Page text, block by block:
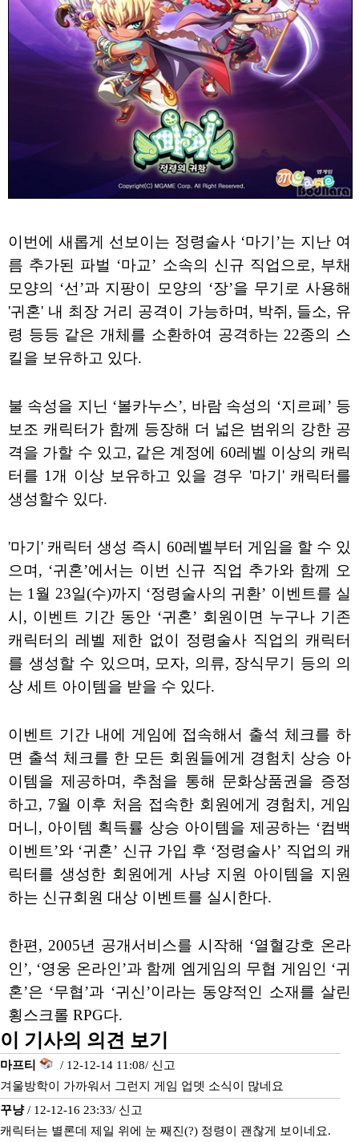
이번에 새롭게 선보이는 정령술사 ‘마기’는 지난 여
름 추가된 파벌 ‘마교’ 소속의 신규 직업으로, 부채
모양의 ‘선’과 지팡이 모양의 ‘장’을 무기로 사용해
'귀혼' 내 최장 거리 공격이 가능하며, 박쥐, 들소, 유
령 등등 같은 개체를 소환하여 공격하는 22종의 스
킬을 보유하고 있다.
불 속성을 지닌 ‘볼카누스’, 바람 속성의 ‘지르페’ 등
보조 캐릭터가 함께 등장해 더 넓은 범위의 강한 공
격을 가할 수 있고, 같은 계정에 60레벨 이상의 캐릭
터를 1개 이상 보유하고 있을 경우 '마기' 캐릭터를
생성할수 있다.
'마기' 캐릭터 생성 즉시 60레벨부터 게임을 할 수 있
으며, ‘귀혼’에서는 이번 신규 직업 추가와 함께 오
는 1월 23일(수)까지 ‘정령술사의 귀환’ 이벤트를 실
시, 이벤트 기간 동안 ‘귀혼’ 회원이면 누구나 기존
캐릭터의 레벨 제한 없이 정령술사 직업의 캐릭터
를 생성할 수 있으며, 모자, 의류, 장식무기 등의 의
상 세트 아이템을 받을 수 있다.
이벤트 기간 내에 게임에 접속해서 출석 체크를 하
면 출석 체크를 한 모든 회원들에게 경험치 상승 아
이템을 제공하며, 추첨을 통해 문화상품권을 증정
하고, 7월 이후 처음 접속한 회원에게 경험치, 게임
머니, 아이템 획득률 상승 아이템을 제공하는 ‘컴백
이벤트’와 ‘귀혼’ 신규 가입 후 ‘정령술사’ 직업의 캐
릭터를 생성한 회원에게 사냥 지원 아이템을 지원
하는 신규회원 대상 이벤트를 실시한다.
한편, 2005년 공개서비스를 시작해 ‘열혈강호 온라
인’, ‘영웅 온라인’과 함께 엠게임의 무협 게임인 ‘귀
혼’은 ‘무협’과 ‘귀신’이라는 동양적인 소재를 살린
횡스크롤 RPG다.
이 기사의 의견 보기
마프티 / 12-12-14 11:08/ 신고
겨울방학이 가까워서 그런지 게임 업뎃 소식이 많네요
꾸냥/ 12-12-16 23:33/ 신고
캐릭터는 별론데 제일 위에 눈 째진(?) 정령이 괜찮게 보이네요.